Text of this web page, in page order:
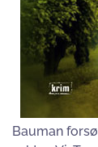
Bauman